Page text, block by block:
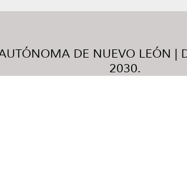
DE NUEVO LEÓN |
2030.